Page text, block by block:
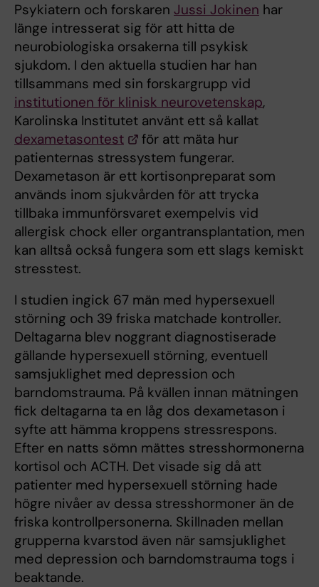
Psykiatern och forskaren Jussi Jokinen har
länge intresserat sig för att hitta de
neurobiologiska orsakerna till psykisk
sjukdom. I den aktuella studien har han
tillsammans med sin forskargrupp vid
institutionen för klinisk neurovetenskap,
Karolinska Institutet använt ett så kallat
dexametasontest
för att mäta hur
patienternas stressystem fungerar.
Dexametason är ett kortisonpreparat som
används inom sjukvården för att trycka
tillbaka immunförsvaret exempelvis vid
allergisk chock eller organtransplantation, men
kan alltså också fungera som ett slags kemiskt
stresstest.
I studien ingick 67 män med hypersexuell
störning och 39 friska matchade kontroller.
Deltagarna blev noggrant diagnostiserade
gällande hypersexuell störning, eventuell
samsjuklighet med depression och
barndomstrauma. På kvällen innan mätningen
fick deltagarna ta en låg dos dexametason i
syfte att hämma kroppens stressrespons.
Efter en natts sömn mättes stresshormonerna
kortisol och ACTH. Det visade sig då att
patienter med hypersexuell störning hade
högre nivåer av dessa stresshormoner än de
friska kontrollpersonerna. Skillnaden mellan
grupperna kvarstod även när samsjuklighet
med depression och barndomstrauma togs i
beaktande.